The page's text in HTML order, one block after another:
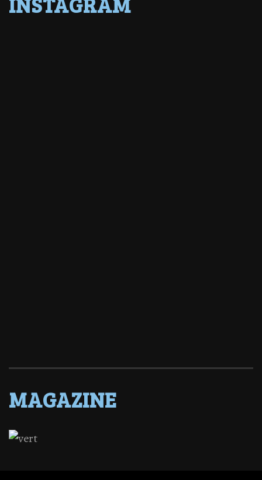
MAGAZINE